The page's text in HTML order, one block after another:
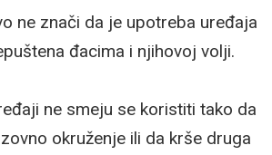
ne znači da je upotreba uređaja
đacima i njihovoj volji.
ne smeju se koristiti tako da
okruženje ili da krše druga